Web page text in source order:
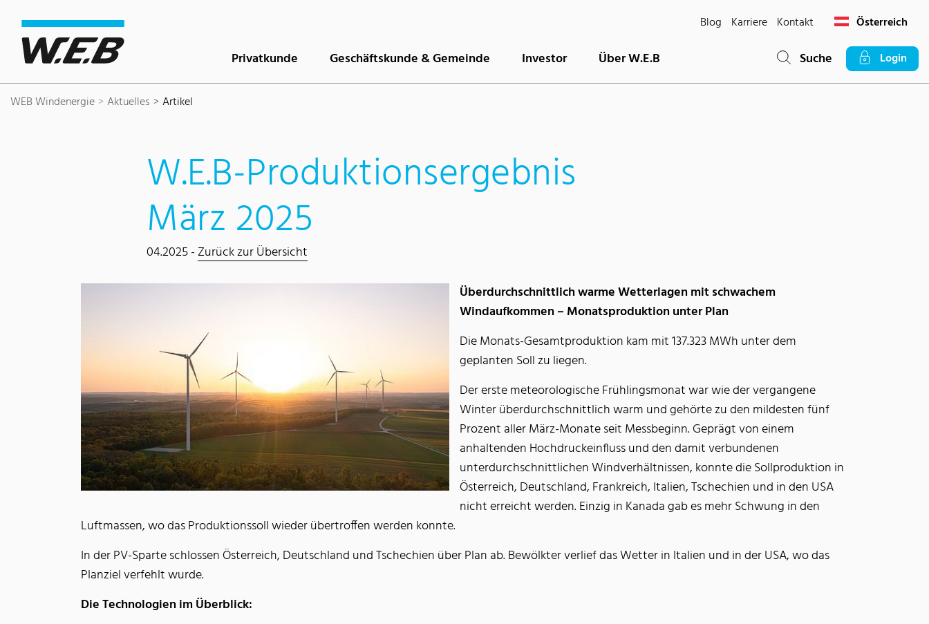
Blog Karriere Kontakt Österreich
Privatkunde Geschäftskunde & Gemeinde Investor Über W.E.B Suche Login
WEB Windenergie Aktuelles Artikel
W.E.B-Produktionsergebnis
März 2025
04.2025 -Zurück zur Übersicht
Überdurchschnittlich warme Wetterlagen mit schwachem
Windaufkommen – Monatsproduktion unter Plan
Die Monats-Gesamtproduktion kam mit 137.323 MWh unter dem
geplanten Soll zu liegen.
Der erste meteorologische Frühlingsmonat war wie der vergangene
Winter überdurchschnittlich warm und gehörte zu den mildesten fünf
Prozent aller März-Monate seit Messbeginn. Geprägt von einem
anhaltenden Hochdruckeinfluss und den damit verbundenen
unterdurchschnittlichen Windverhältnissen, konnte die Sollproduktion in
Österreich, Deutschland, Frankreich, Italien, Tschechien und in den USA
nicht erreicht werden. Einzig in Kanada gab es mehr Schwung in den
Luftmassen, wo das Produktionssoll wieder übertroffen werden konnte.
In der PV-Sparte schlossen Österreich, Deutschland und Tschechien über Plan ab. Bewölkter verlief das Wetter in Italien und in der USA, wo das
Planziel verfehlt wurde.
Die Technologien im Überblick: